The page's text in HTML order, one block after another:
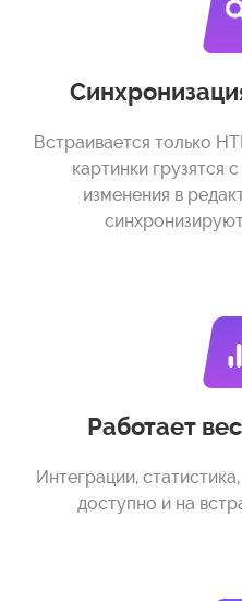
Встраивается только
картинки грузятся
изменения в
Работает
Интеграции,
доступно и на